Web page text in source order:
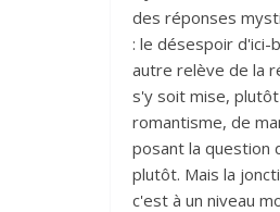
des réponses
: le désespoir d'ici-
autre relève de la
s'y soit mise,
romantisme, de
posant la question
plutôt. Mais la
c'est à un niveau